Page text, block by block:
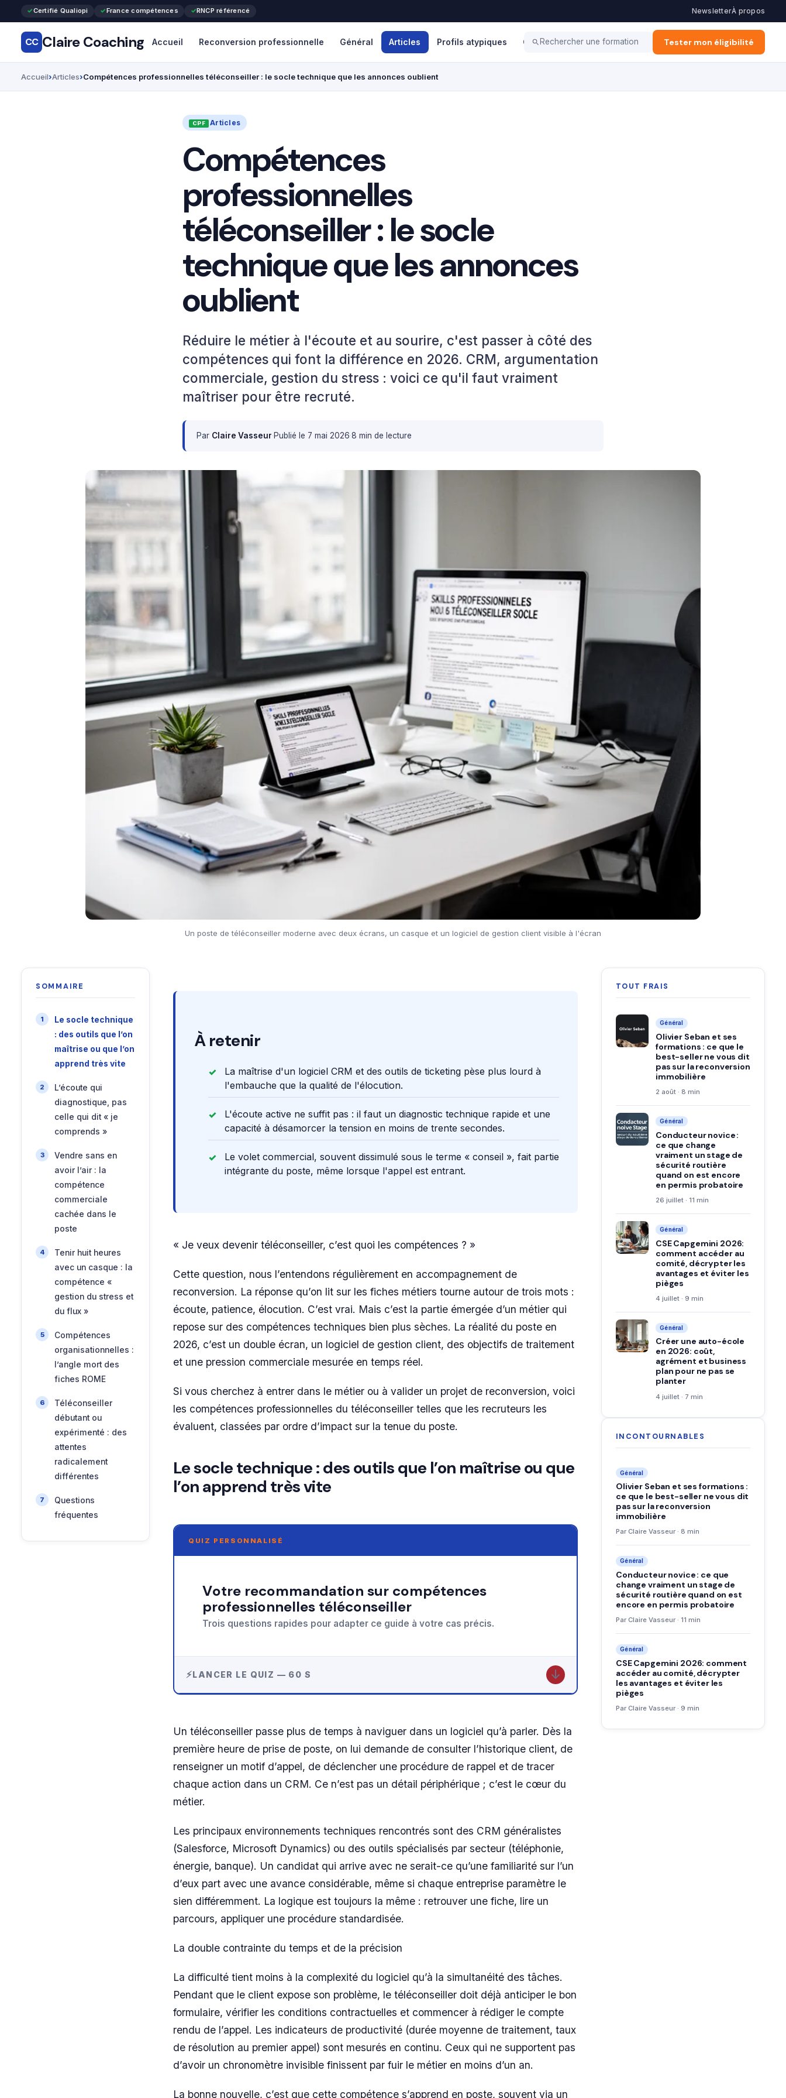
Certifié Qualiopi France compétences RNCP référencé NewsletterÀ propos
CC Claire Coaching Accueil Reconversion professionnelle Général Articles Profils atypiques Coaching Haut potentiel
Rechercher une formation Tester mon éligibilité
Accueil Articles Compétences professionnelles téléconseiller : le socle technique que les annonces oublient
Articles
Compétences
professionnelles
téléconseiller : le socle
technique que les annonces
oublient
Réduire le métier à l'écoute et au sourire, c'est passer à côté des
compétences qui font la différence en 2026. CRM, argumentation
commerciale, gestion du stress : voici ce qu'il faut vraiment
maîtriser pour être recruté.
Par Claire Vasseur·Publié le 7 mai 2026·8 min de lecture
Un poste de téléconseiller moderne avec deux écrans, un casque et un logiciel de gestion client visible à l'écran
SOMMAIRE
Le socle technique
: des outils que l’on
maîtrise ou que l’on
apprend très vite
L’écoute qui
diagnostique, pas
celle qui dit « je
comprends »
Vendre sans en
avoir l’air : la
compétence
commerciale
cachée dans le
poste
Tenir huit heures
avec un casque : la
compétence «
gestion du stress et
du flux »
Compétences
organisationnelles :
l’angle mort des
fiches ROME
Téléconseiller
débutant ou
expérimenté : des
attentes
radicalement
différentes
Questions
fréquentes
À retenir
La maîtrise d'un logiciel CRM et des outils de ticketing pèse plus lourd à
l'embauche que la qualité de l'élocution.
L'écoute active ne suffit pas : il faut un diagnostic technique rapide et une
capacité à désamorcer la tension en moins de trente secondes.
Le volet commercial, souvent dissimulé sous le terme « conseil », fait partie
intégrante du poste, même lorsque l'appel est entrant.
« Je veux devenir téléconseiller, c’est quoi les compétences ? »
Cette question, nous l’entendons régulièrement en accompagnement de
reconversion. La réponse qu’on lit sur les fiches métiers tourne autour de trois mots :
écoute, patience, élocution. C’est vrai. Mais c’est la partie émergée d’un métier qui
repose sur des compétences techniques bien plus sèches. La réalité du poste en
2026, c’est un double écran, un logiciel de gestion client, des objectifs de traitement
et une pression commerciale mesurée en temps réel.
Si vous cherchez à entrer dans le métier ou à valider un projet de reconversion, voici
les compétences professionnelles du téléconseiller telles que les recruteurs les
évaluent, classées par ordre d’impact sur la tenue du poste.
Le socle technique : des outils que l’on maîtrise ou que
l’on apprend très vite
QUIZ PERSONNALISÉ
Votre recommandation sur compétences
professionnelles téléconseiller
Trois questions rapides pour adapter ce guide à votre cas précis.
LANCER LE QUIZ — 60 S ↓
Un téléconseiller passe plus de temps à naviguer dans un logiciel qu’à parler. Dès la
première heure de prise de poste, on lui demande de consulter l’historique client, de
renseigner un motif d’appel, de déclencher une procédure de rappel et de tracer
chaque action dans un CRM. Ce n’est pas un détail périphérique ; c’est le cœur du
métier.
Les principaux environnements techniques rencontrés sont des CRM généralistes
(Salesforce, Microsoft Dynamics) ou des outils spécialisés par secteur (téléphonie,
énergie, banque). Un candidat qui arrive avec ne serait-ce qu’une familiarité sur l’un
d’eux part avec une avance considérable, même si chaque entreprise paramètre le
sien différemment. La logique est toujours la même : retrouver une fiche, lire un
parcours, appliquer une procédure standardisée.
La double contrainte du temps et de la précision
La difficulté tient moins à la complexité du logiciel qu’à la simultanéité des tâches.
Pendant que le client expose son problème, le téléconseiller doit déjà anticiper le bon
formulaire, vérifier les conditions contractuelles et commencer à rédiger le compte
rendu de l’appel. Les indicateurs de productivité (durée moyenne de traitement, taux
de résolution au premier appel) sont mesurés en continu. Ceux qui ne supportent pas
d’avoir un chronomètre invisible finissent par fuir le métier en moins d’un an.
La bonne nouvelle, c’est que cette compétence s’apprend en poste, souvent via un
TOUT FRAIS
Général
Olivier Seban et ses
formations : ce que le
best-seller ne vous dit
pas sur la reconversion
immobilière
2 août · 8 min
Général
Conducteur novice :
ce que change
vraiment un stage de
sécurité routière
quand on est encore
en permis probatoire
26 juillet · 11 min
Général
CSE Capgemini 2026:
comment accéder au
comité, décrypter les
avantages et éviter les
pièges
4 juillet · 9 min
Général
Créer une auto-école
en 2026: coût,
agrément et business
plan pour ne pas se
planter
4 juillet · 7 min
INCONTOURNABLES
Général
Olivier Seban et ses formations :
ce que le best-seller ne vous dit
pas sur la reconversion
immobilière
Par Claire Vasseur · 8 min
Général
Conducteur novice : ce que
change vraiment un stage de
sécurité routière quand on est
encore en permis probatoire
Par Claire Vasseur · 11 min
Général
CSE Capgemini 2026: comment
accéder au comité, décrypter
les avantages et éviter les
pièges
Par Claire Vasseur · 9 min